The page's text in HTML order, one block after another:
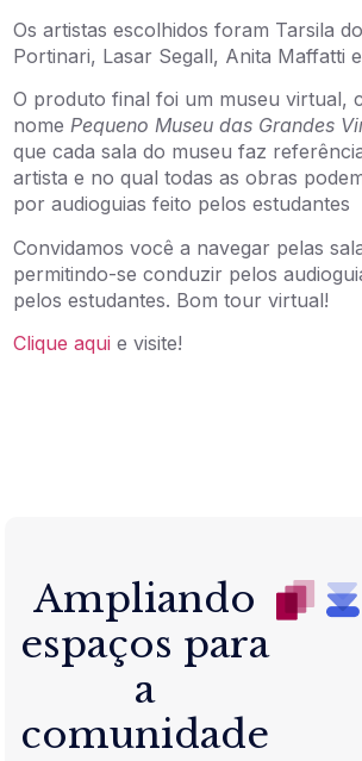
Os artistas escolhidos foram Tarsila
Portinari, Lasar Segall, Anita Maffatti e
O produto final foi um museu virtual,
nomePequeno Museu das Grandes
que cada sala do museu faz
artista e no qual todas as obras
por audioguias feito pelos estudantes
Convidamos você a navegar pelas
permitindo-se conduzir pelos
pelos estudantes. Bom tour virtual!
Clique aqui e visite!
Ampliando
espaços para
a
comunidade